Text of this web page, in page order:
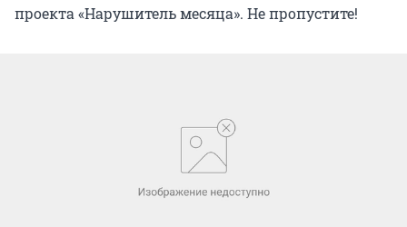
проекта «Нарушитель месяца». Не пропустите!